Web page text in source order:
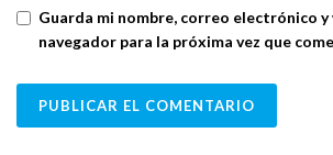
Guarda mi nombre, correo electrónico y
navegador para la próxima vez que